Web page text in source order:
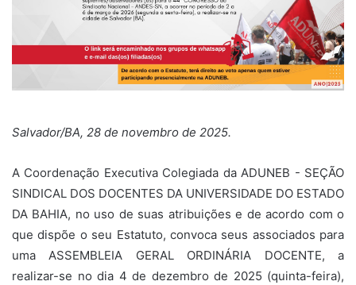
Salvador/BA, 28 de novembro de 2025.
A Coordenação Executiva Colegiada da ADUNEB - SEÇÃO
SINDICAL DOS DOCENTES DA UNIVERSIDADE DO ESTADO
DA BAHIA, no uso de suas atribuições e de acordo com o
que dispõe o seu Estatuto, convoca seus associados para
uma ASSEMBLEIA GERAL ORDINÁRIA DOCENTE, a
realizar-se no dia 4 de dezembro de 2025 (quinta-feira),